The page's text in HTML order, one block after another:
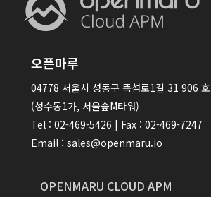
오픈마루
04778 서울시 성동구 뚝섬로1길 31 906 호
(성수동1가, 서울숲M타워)
Tel : 02-469-5426 | Fax : 02-469-7247
Email : sales@openmaru.io
OPENMARU CLOUD APM